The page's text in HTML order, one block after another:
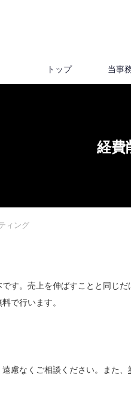
トップ 当事
経費
ィング
す。売上を伸ばすことと同じ
で行います。
慮なくご相談ください。また、